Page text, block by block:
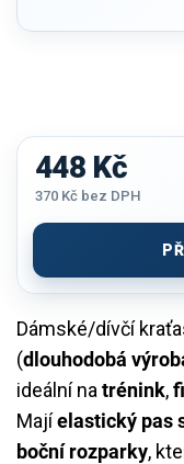
Dámské/dívčí
(dlouhodobá
ideální na trénink,
Majíelastický pas
boční rozparky,
448 Kč
370 Kč bez DPH
cena: